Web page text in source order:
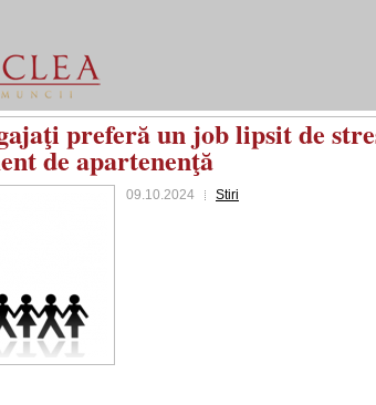
preferă un job lipsit de
de apartenenţă
09.10.2024 Stiri